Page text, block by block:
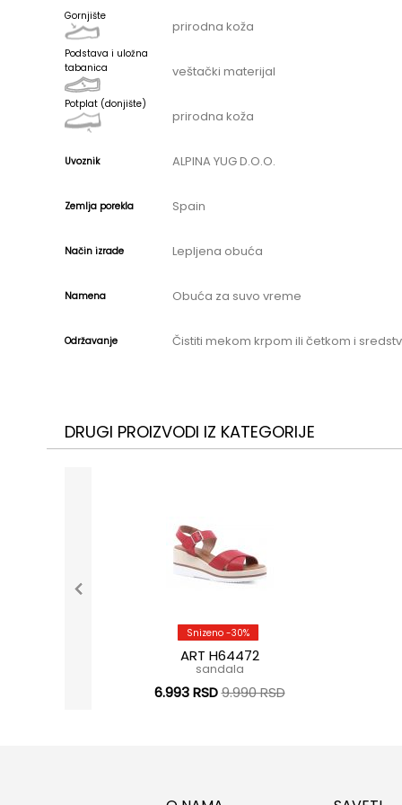
Gornjište
prirodna koža
Podstava i uložna
tabanica
veštački materijal
Potplat (donjište)
prirodna koža
Uvoznik ALPINA YUG D.O.O.
Zemlja porekla Spain
Način izrade Lepljena obuća
Namena Obuća za suvo vreme
Održavanje Čistiti mekom krpom ili četkom i
DRUGI PROIZVODI IZ KATEGORIJE
Snizeno -30%
ART H64472
sandala
6.993 RSD9.990 RSD